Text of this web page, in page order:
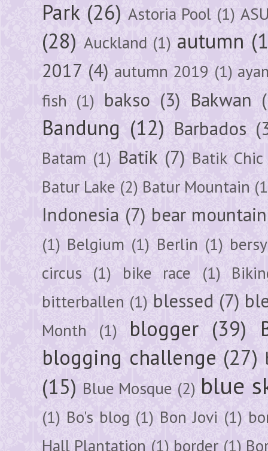
Park (26) Astoria Pool (1)
(28) Auckland (1) autumn
2017 (4) autumn 2019 (1)
fish (1) bakso (3) Bakwan
Bandung (12) Barbados
Batam (1) Batik (7) Batik Chic
Batur Lake (2) Batur Mountain
Indonesia (7) bear mountain
(1) Belgium (1) Berlin (1)
circus (1) bike race (1)
bitterballen (1) blessed (7)
Month (1) blogger (39)
blogging challenge (27)
(15) Blue Mosque (2) blue
(1) Bo's blog (1) Bon Jovi (1)
Hall Plantation (1) border (1)